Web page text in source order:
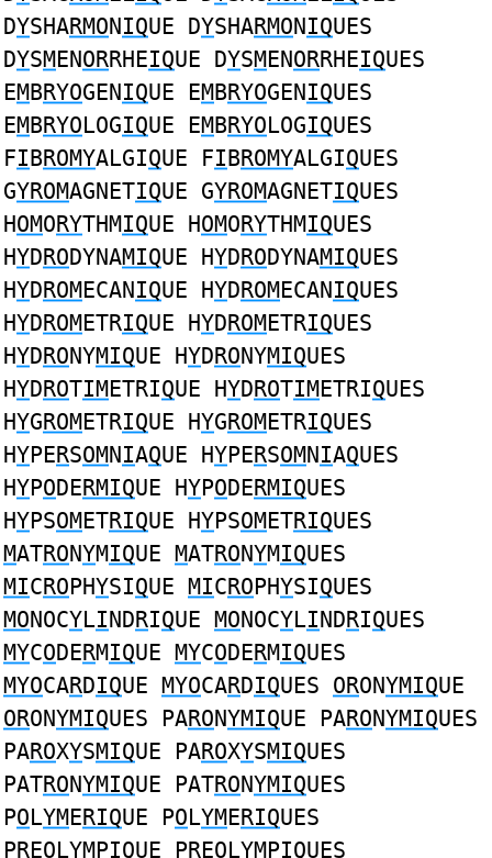
DYSHARMONIQUE DYSHARMONIQUES
DYSMENORRHEIQUE DYSMENORRHEIQUES
EMBRYOGENIQUE EMBRYOGENIQUES
EMBRYOLOGIQUE EMBRYOLOGIQUES
FIBROMYALGIQUE FIBROMYALGIQUES
GYROMAGNETIQUE GYROMAGNETIQUES
HOMORYTHMIQUE HOMORYTHMIQUES
HYDRODYNAMIQUE HYDRODYNAMIQUES
HYDROMECANIQUE HYDROMECANIQUES
HYDROMETRIQUE HYDROMETRIQUES
HYDRONYMIQUE HYDRONYMIQUES
HYDROTIMETRIQUE HYDROTIMETRIQUES
HYGROMETRIQUE HYGROMETRIQUES
HYPERSOMNIAQUE HYPERSOMNIAQUES
HYPODERMIQUE HYPODERMIQUES
HYPSOMETRIQUE HYPSOMETRIQUES
MATRONYMIQUE MATRONYMIQUES
MICROPHYSIQUE MICROPHYSIQUES
MONOCYLINDRIQUE MONOCYLINDRIQUES
MYCODERMIQUE MYCODERMIQUES
MYOCARDIQUE MYOCARDIQUES ORONYMIQUE
ORONYMIQUES PARONYMIQUE PARONYMIQUES
PAROXYSMIQUE PAROXYSMIQUES
PATRONYMIQUE PATRONYMIQUES
POLYMERIQUE POLYMERIQUES
PREOLYMPIQUE PREOLYMPIQUES